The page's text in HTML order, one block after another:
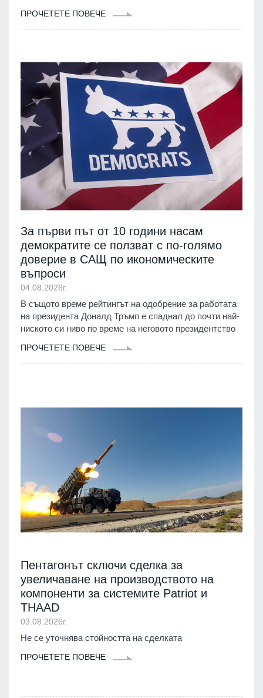
ПРОЧЕТЕТЕ ПОВЕЧЕ
За първи път от 10 години насам
демократите се ползват с по-голямо
доверие в САЩ по икономическите
въпроси
04.08.2026г.
В същото време рейтингът на одобрение за работата
на президента Доналд Тръмп е спаднал до почти най-
ниското си ниво по време на неговото президентство
ПРОЧЕТЕТЕ ПОВЕЧЕ
Пентагонът сключи сделка за
увеличаване на производството на
компоненти за системите Patriot и
THAAD
03.08.2026г.
Не се уточнява стойността на сделката
ПРОЧЕТЕТЕ ПОВЕЧЕ